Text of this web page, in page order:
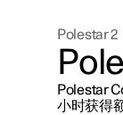
联系我们
极星官方
探索
联系我们
公共充电
家庭充电
车主服务
Polestar 2
Polestar
小时获得